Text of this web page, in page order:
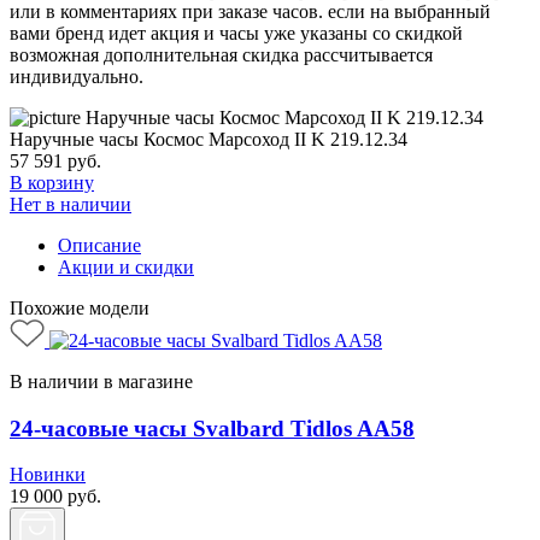
или в комментариях при заказе часов. если на выбранный
вами бренд идет акция и часы уже указаны со скидкой
возможная дополнительная скидка рассчитывается
индивидуально.
Наручные часы Космос Марсоход II K 219.12.34
57 591 руб.
В корзину
Нет в наличии
Описание
Акции и скидки
Похожие модели
В наличии в магазине
24-часовые часы Svalbard Tidlos AA58
Новинки
19 000 руб.